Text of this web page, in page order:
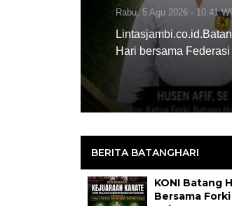
Rabu, 5 Agu 2026 - 10:41 WIB
Lintasjambi.co.id.Batang Hari.-
Hari bersama Federasi Olahraga
BERITA BATANGHARI
KONI Batang
Bersama